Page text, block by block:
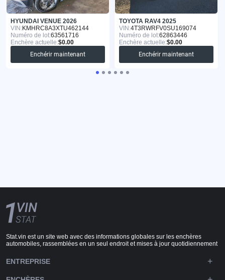
HYUNDAI VENUE 2026
VIN:KMHRC8A3XTU462144
Numéro de lot:63561716
Enchère actuelle:$0.00
Enchérir maintenant
TOYOTA RAV4 2025
VIN:4T3RWRFV0SU169074
Numéro de lot:62863446
Enchère actuelle:$0.00
Enchérir maintenant
Stat.vin est un site web avec des informations globales sur les enchères
automobiles, rassemblées en un seul endroit et mises à jour quotidiennement
ENTREPRISE